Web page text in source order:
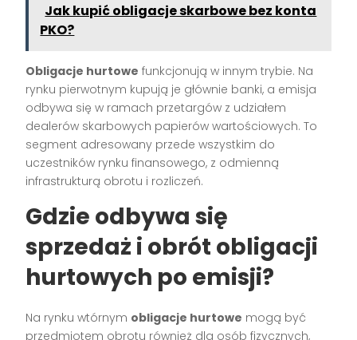
Jak kupić obligacje skarbowe bez konta
PKO?
Obligacje hurtowe funkcjonują w innym trybie. Na
rynku pierwotnym kupują je głównie banki, a emisja
odbywa się w ramach przetargów z udziałem
dealerów skarbowych papierów wartościowych. To
segment adresowany przede wszystkim do
uczestników rynku finansowego, z odmienną
infrastrukturą obrotu i rozliczeń.
Gdzie odbywa się
sprzedaż i obrót obligacji
hurtowych po emisji?
Na rynku wtórnym obligacje hurtowe mogą być
przedmiotem obrotu również dla osób fizycznych,